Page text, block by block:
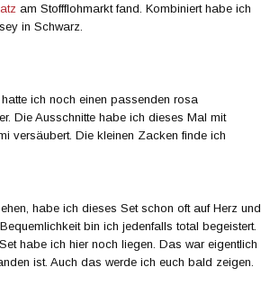
am Stoffflohmarkt fand. Kombiniert habe ich
in Schwarz.
ich noch einen passenden rosa
Die Ausschnitte habe ich dieses Mal mit
versäubert. Die kleinen Zacken finde ich
habe ich dieses Set schon oft auf Herz und
bin ich jedenfalls total begeistert.
habe ich hier noch liegen. Das war eigentlich
ist. Auch das werde ich euch bald zeigen.